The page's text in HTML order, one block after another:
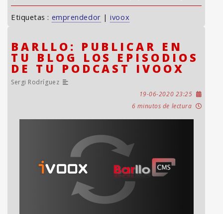
Etiquetas : emprendedor |ivoox
BARLLO: PUBLICAR EN
TU BLOG LOS EPISODIOS
DE TU PODCAST IVOOX
Sergi Rodríguez
19-06-2020 23:25
6 minutos de lectura